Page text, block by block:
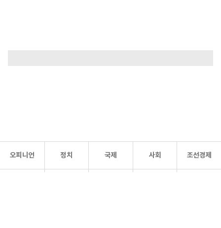
오피니언 정치 국제 사회 조선경제